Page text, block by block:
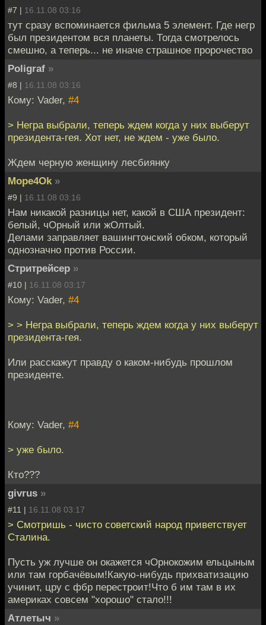
#7 | 16.11.08 03:16
тут сразу вспоминается фильма 5 элемент. Где негр
был президентом вся планеты. Тогда смотрелось
смешно, а теперь... не иначе страшное пророчество
Poligraf »
#8 | 16.11.08 03:16
Кому: Vader, #4
> Негра выбрали, теперь ждем когда у них выберут
президента-гея. Хот нет, не ждем - уже было.
Ждем черную женщину лесбиянку
Mope4Ok »
#9 | 16.11.08 03:16
Нам никакой разницы нет, какой в США президент:
белый, чОрный или жОлтый.
Делами заправляет вашингтонский обком, который
однозначно против России.
Стритрейсер »
#10 | 16.11.08 03:17
Кому: Vader, #4
> > Негра выбрали, теперь ждем когда у них выберут
президента-гея.
Или расскажут правду о каком-нибудь прошлом
президенте.
Кому: Vader, #4
> уже было.
Кто???
givrus »
#11 | 16.11.08 03:17
> Смотришь - чисто советский народ приветствует
Сталина.
Пусть уж лучше он окажется чОрнокожим ельцыным
или там горбачёвым!Какую-нибудь прихватизацию
учинит, цру с фбр перестроит!Что б им там в их
америках совсем "хорошо" стало!!!
Атлетыч »